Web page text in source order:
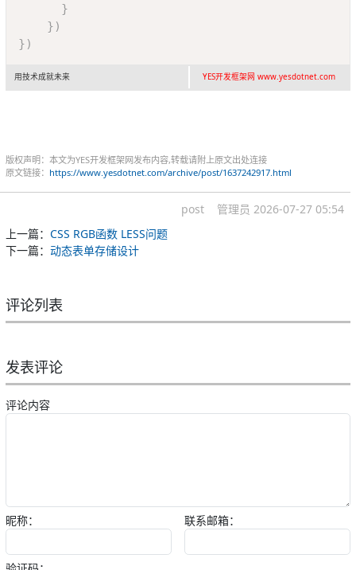
}
} )
} )
用技术成就未来 YES开发框架网 www.yesdotnet.com
版权声明：本文为YES开发框架网发布内容,转载请附上原文出处连接
原文链接： https://www.yesdotnet.com/archive/post/1637242917.html
post 管理员 2026-07-27 05:54
上一篇： CSS RGB函数 LESS问题
下一篇： 动态表单存储设计
评论列表
发表评论
评论内容
昵称： 联系邮箱：